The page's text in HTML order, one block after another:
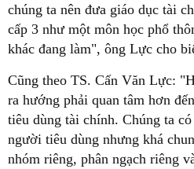
chúng ta nên đưa giáo dục tài
cấp 3 như một môn học phổ
khác đang làm", ông Lực cho
Cũng theo TS. Cấn Văn Lực:
ra hướng phải quan tâm hơn
tiêu dùng tài chính. Chúng ta
người tiêu dùng nhưng khá
nhóm riêng, phân ngạch riêng